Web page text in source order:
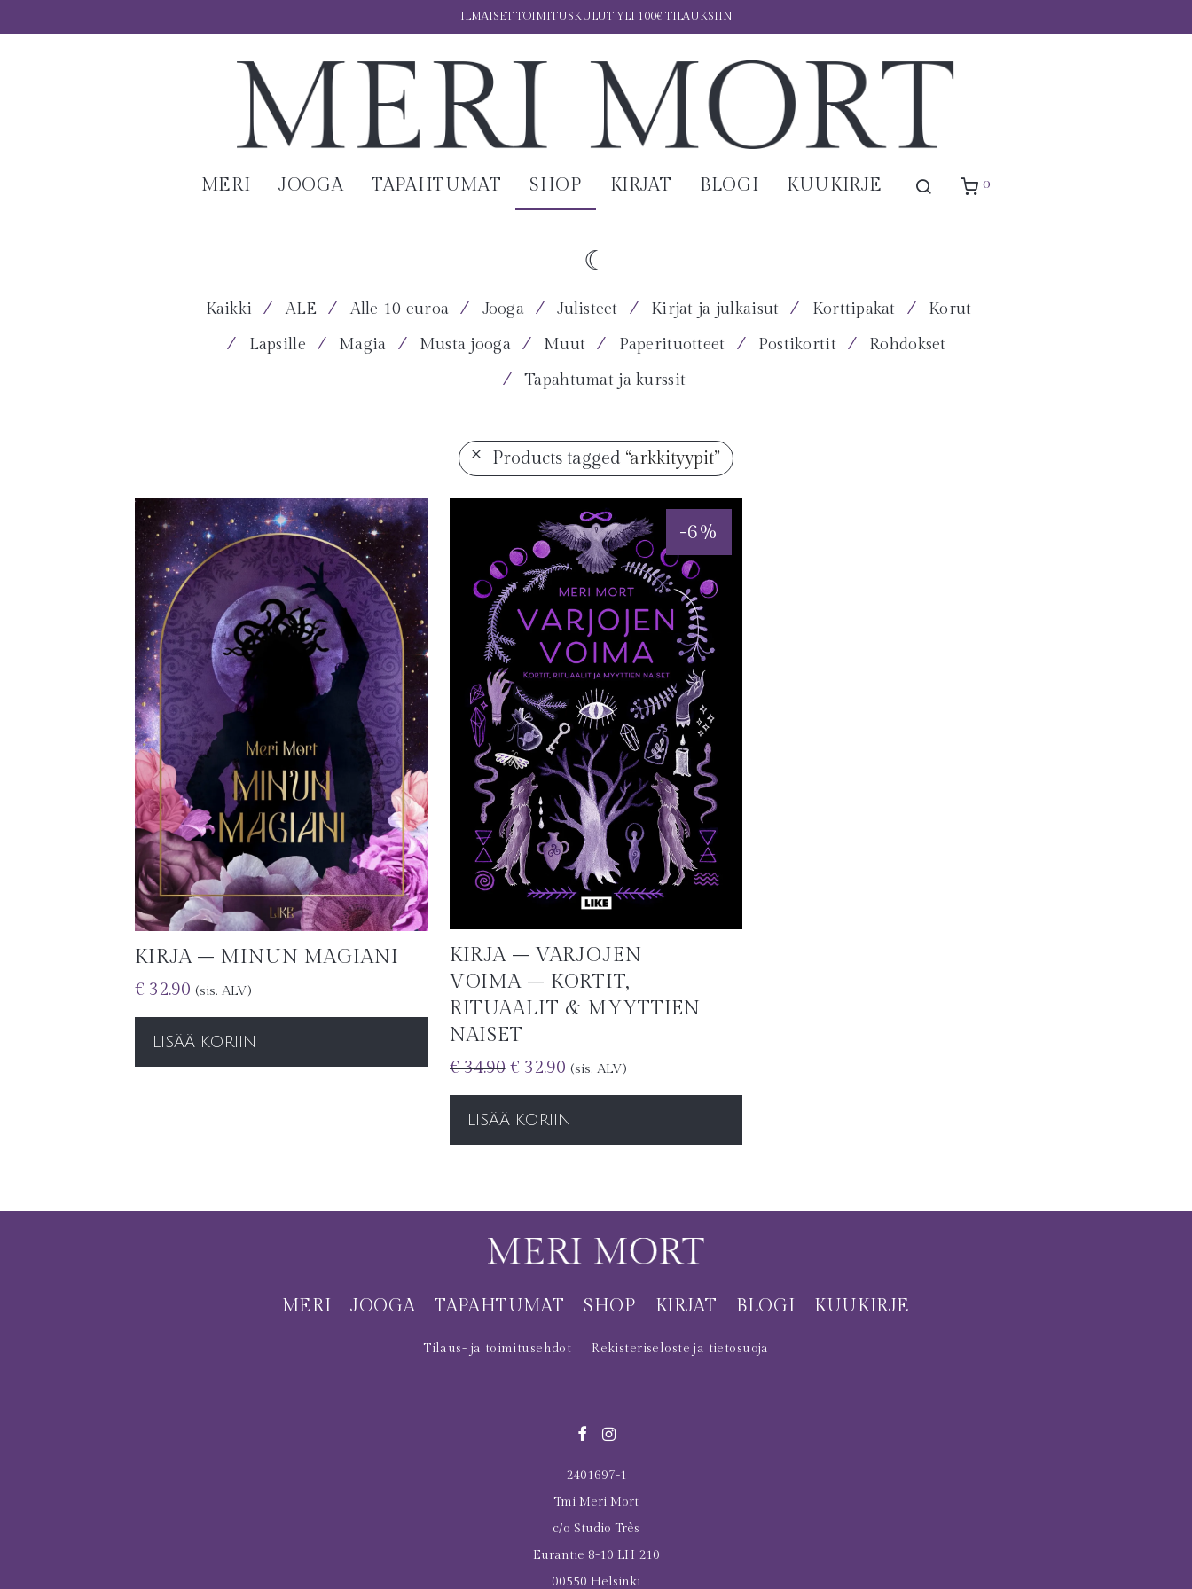
ILMAISET TOIMITUSKULUT YLI 100€ TILAUKSIIN
MERI JOOGA TAPAHTUMAT SHOP KIRJAT BLOGI KUUKIRJE 0
Kaikki ⁄ ALE ⁄ Alle 10 euroa ⁄ Jooga ⁄ Julisteet ⁄ Kirjat ja julkaisut ⁄ Korttipakat ⁄ Korut
⁄ Lapsille ⁄ Magia ⁄ Musta jooga ⁄ Muut ⁄ Paperituotteet ⁄ Postikortit ⁄ Rohdokset
⁄ Tapahtumat ja kurssit
Products tagged “arkkityypit”
KIRJA – MINUN MAGIANI
€ 32.90 (sis. ALV)
LISÄÄ KORIIN
-6%
KIRJA – VARJOJEN
VOIMA – KORTIT,
RITUAALIT & MYYTTIEN
NAISET
€34.90 € 32.90 (sis. ALV)
LISÄÄ KORIIN
MERI JOOGA TAPAHTUMAT SHOP KIRJAT BLOGI KUUKIRJE
Tilaus- ja toimitusehdot Rekisteriseloste ja tietosuoja
2401697-1
Tmi Meri Mort
c/o Studio Très
Eurantie 8-10 LH 210
00550 Helsinki